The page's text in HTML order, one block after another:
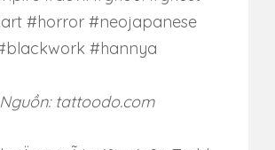
Nguồn: tattoodo.com